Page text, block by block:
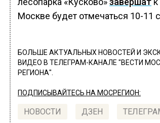
Москве будет отмечаться 10-11
БОЛЬШЕ АКТУАЛЬНЫХ НОВОСТЕЙ И
ВИДЕО В ТЕЛЕГРАМ-КАНАЛЕ "ВЕСТИ
РЕГИОНА".
ПОДПИСЫВАЙТЕСЬ НА МОСРЕГИОН:
НОВОСТИ ДЗЕН